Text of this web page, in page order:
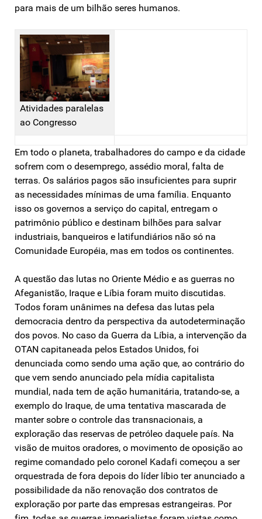
para mais de um bilhão seres humanos.
Atividades paralelas
ao Congresso
Em todo o planeta, trabalhadores do campo e da cidade
sofrem com o desemprego, assédio moral, falta de
terras. Os salários pagos são insuficientes para suprir
as necessidades mínimas de uma família. Enquanto
isso os governos a serviço do capital, entregam o
patrimônio público e destinam bilhões para salvar
industriais, banqueiros e latifundiários não só na
Comunidade Européia, mas em todos os continentes.
A questão das lutas no Oriente Médio e as guerras no
Afeganistão, Iraque e Líbia foram muito discutidas.
Todos foram unânimes na defesa das lutas pela
democracia dentro da perspectiva da autodeterminação
dos povos. No caso da Guerra da Líbia, a intervenção da
OTAN capitaneada pelos Estados Unidos, foi
denunciada como sendo uma ação que, ao contrário do
que vem sendo anunciado pela mídia capitalista
mundial, nada tem de ação humanitária, tratando-se, a
exemplo do Iraque, de uma tentativa mascarada de
manter sobre o controle das transnacionais, a
exploração das reservas de petróleo daquele país. Na
visão de muitos oradores, o movimento de oposição ao
regime comandado pelo coronel Kadafi começou a ser
orquestrada de fora depois do líder líbio ter anunciado a
possibilidade da não renovação dos contratos de
exploração por parte das empresas estrangeiras. Por